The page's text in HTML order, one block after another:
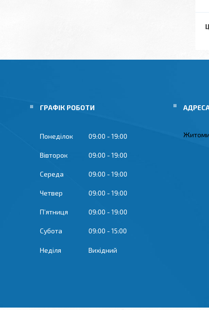
ГРАФІК РОБОТИ
Понеділок 09:00 19:00
Вівторок 09:00 19:00
Середа 09:00 19:00
Четвер 09:00 19:00
Пʼятниця 09:00 19:00
Субота 09:00 15:00
Неділя Вихідний